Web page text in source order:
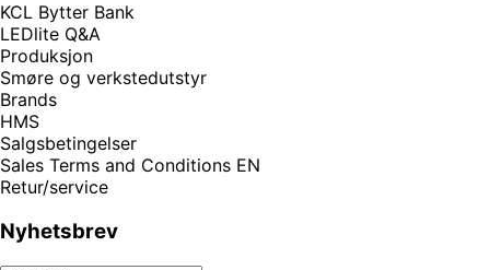
KCL Bytter Bank
LEDlite Q&A
Produksjon
Smøre og verkstedutstyr
Brands
HMS
Salgsbetingelser
Sales Terms and Conditions EN
Retur/service
Nyhetsbrev